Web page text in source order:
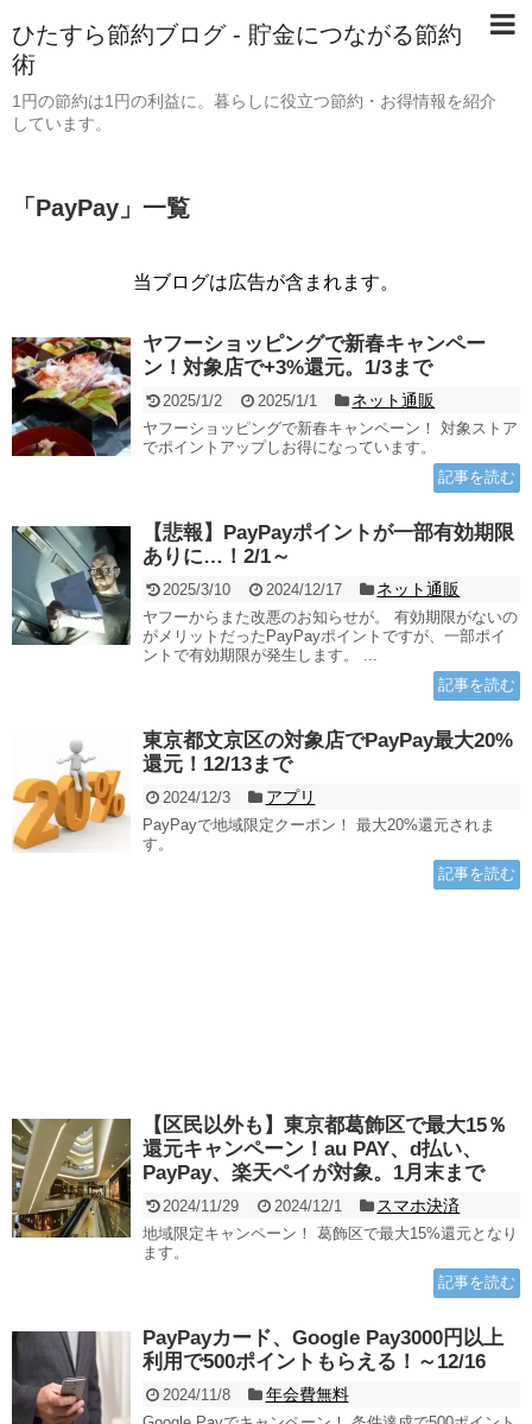
ひたすら節約ブログ - 貯金につながる節約
術
1円の節約は1円の利益に。暮らしに役立つ節約・お得情報を紹介
しています。
「 PayPay 」 一覧
当ブログは広告が含まれます。
ヤフーショッピングで新春キャンペー
ン！対象店で+3%還元。1/3まで
2025/1/2 2025/1/1 ネット通販
ヤフーショッピングで新春キャンペーン！ 対象ストア
でポイントアップしお得になっています。
記事を読む
【悲報】PayPayポイントが一部有効期限
ありに…！2/1～
2025/3/10 2024/12/17 ネット通販
ヤフーからまた改悪のお知らせが。 有効期限がないの
がメリットだったPayPayポイントですが、一部ポイ
ントで有効期限が発生します。 ...
記事を読む
東京都文京区の対象店でPayPay最大20%
還元！12/13まで
2024/12/3 アプリ
PayPayで地域限定クーポン！ 最大20%還元されま
す。
記事を読む
【区民以外も】東京都葛飾区で最大15％
還元キャンペーン！au PAY、d払い、
PayPay、楽天ペイが対象。1月末まで
2024/11/29 2024/12/1 スマホ決済
地域限定キャンペーン！ 葛飾区で最大15%還元となり
ます。
記事を読む
PayPayカード、Google Pay3000円以上
利用で500ポイントもらえる！～12/16
2024/11/8 年会費無料